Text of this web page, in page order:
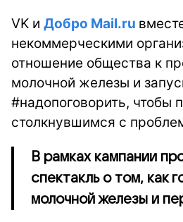
VK и Добро Mail.ru
некоммерческими
отношение общества к
молочной железы и
#надопоговорить, чтобы
столкнувшимся с
В рамках кампании
спектакль о том, как
молочной железы и